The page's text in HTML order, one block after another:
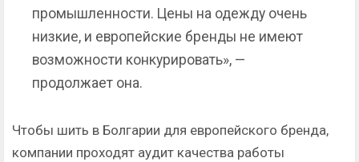
промышленности. Цены на одежду очень
низкие, и европейские бренды не имеют
возможности конкурировать», —
продолжает она.
Чтобы шить в Болгарии для европейского бренда,
компании проходят аудит качества работы